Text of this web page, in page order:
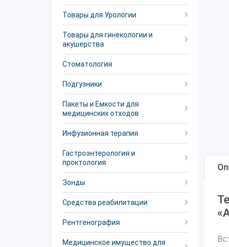
Товары для Урологии
Товары для гинекологии и
акушерства
Стоматология
Подгузники
Пакеты и Емкости для
медицинских отходов
Инфузионная терапия
Гастроэнтерология и
проктология
Зонды
Средства реабилитации
Рентгенография
Медицинское имущество для